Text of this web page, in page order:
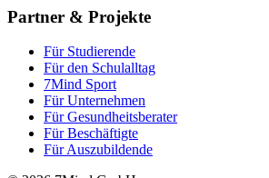
Partner & Projekte
Für Stu­die­rende
Für den Schulalltag
7Mind Sport
Für Unter­neh­men
Für Gesund­heits­be­ra­ter
Für Beschäftigte
Für Auszubildende